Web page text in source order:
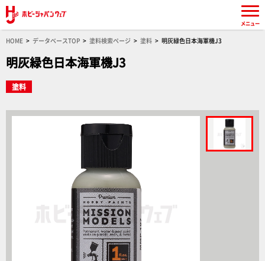
HOME データベースTOP 塗料検索ページ 塗料 明灰緑色日本海軍機J3
明灰緑色日本海軍機J3
塗料
メニュー